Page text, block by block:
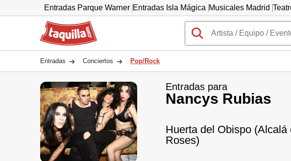
Entradas Parque Warner Entradas Isla Mágica Musicales Madrid
Taquilla.com
Entradas Conciertos Pop/Rock
Entradas para
Nancys Rubias
Huerta del Obispo
Roses)